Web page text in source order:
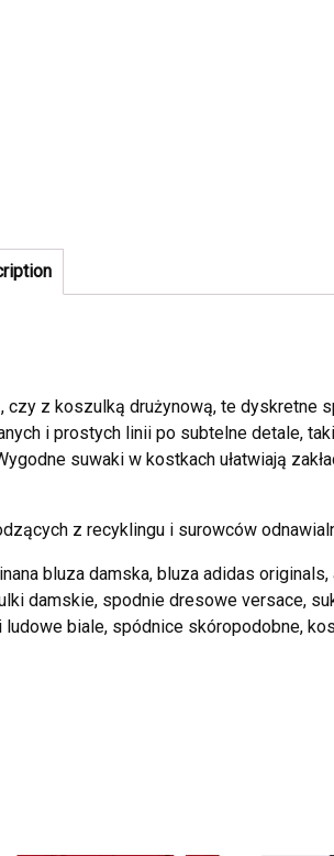
z koszulką drużynową, te dyskretne
i prostych linii po subtelne detale,
suwaki w kostkach ułatwiają
z recyklingu i surowców
bluza damska, bluza adidas originals,
damskie, spodnie dresowe versace,
biale, spódnice skóropodobne,